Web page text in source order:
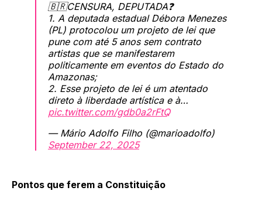
🇧🇷CENSURA, DEPUTADA❓
1. A deputada estadual Débora Menezes
(PL) protocolou um projeto de lei que
pune com até 5 anos sem contrato
artistas que se manifestarem
politicamente em eventos do Estado do
Amazonas;
2. Esse projeto de lei é um atentado
direto à liberdade artística e à…
pic.twitter.com/gdb0a2rFtQ
— Mário Adolfo Filho (@marioadolfo)
September 22, 2025
Pontos que ferem a Constituição